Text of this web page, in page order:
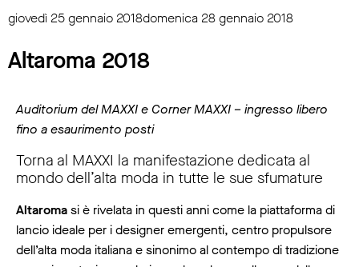
giovedì 25 gennaio 2018domenica 28 gennaio 2018
Altaroma 2018
Auditorium del MAXXI e Corner MAXXI – ingresso libero
fino a esaurimento posti
Torna al MAXXI la manifestazione dedicata al
mondo dell’alta moda in tutte le sue sfumature
Altaromasi è rivelata in questi anni come la piattaforma di
lancio ideale per i designer emergenti, centro propulsore
dell’alta moda italiana e sinonimo al contempo di tradizione